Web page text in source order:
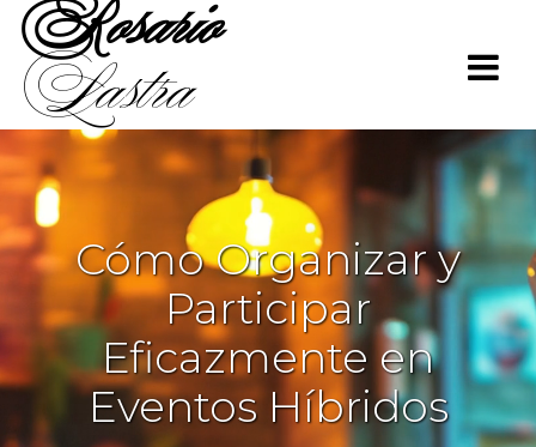
Rosario
Lastra
Cómo Organizar y
Participar
Eficazmente en
Eventos Híbridos